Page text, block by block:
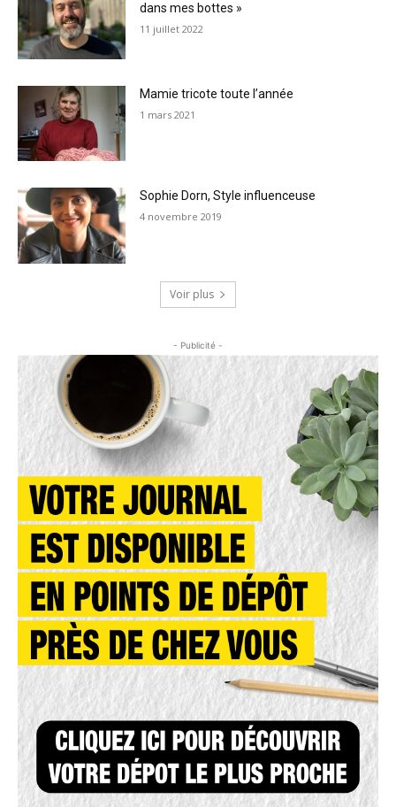
dans mes bottes »
11 juillet 2022
Mamie tricote toute l’année
1 mars 2021
Sophie Dorn, Style influenceuse
4 novembre 2019
Voir plus
- Publicité -